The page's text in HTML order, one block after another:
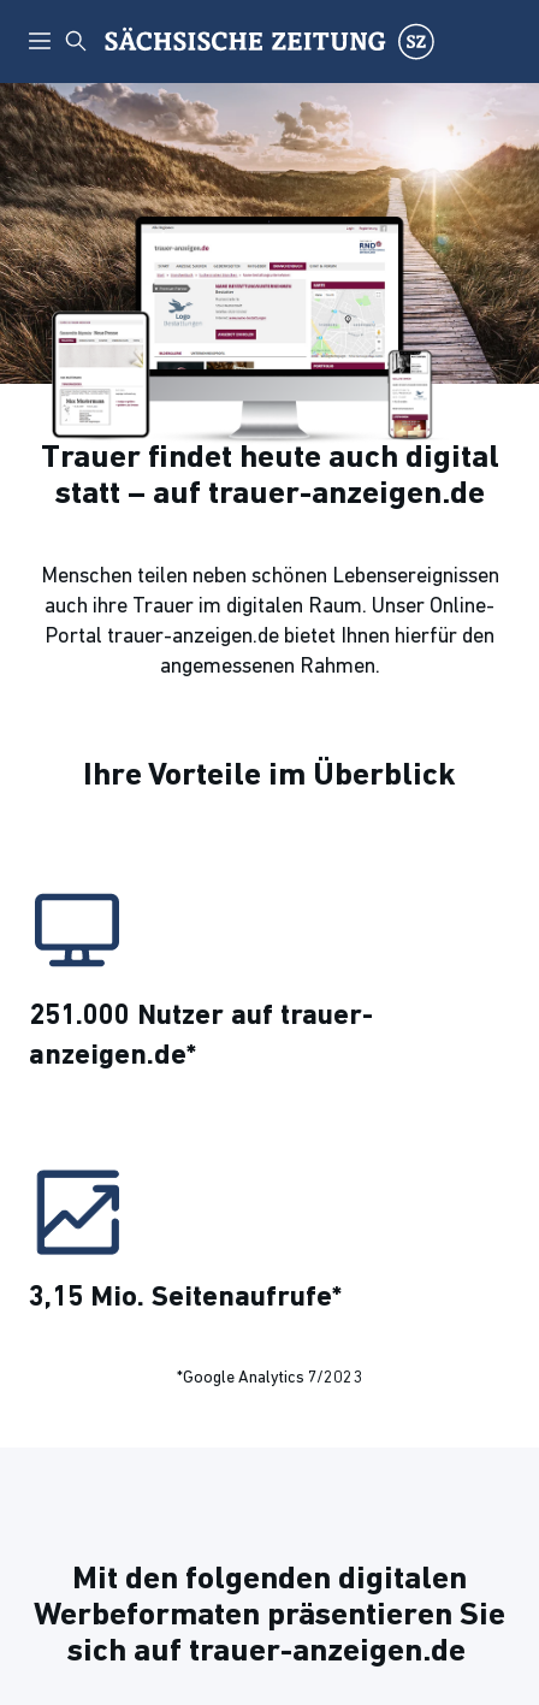
Trauer findet heute auch digital
statt – auf trauer-anzeigen.de
Menschen teilen neben schönen Lebensereignissen
auch ihre Trauer im digitalen Raum. Unser Online-
Portal trauer-anzeigen.de bietet Ihnen hierfür den
angemessenen Rahmen.
Ihre Vorteile im Überblick
251.000 Nutzer auf trauer-
anzeigen.de*
3,15 Mio. Seitenaufrufe*
*Google Analytics 7/2023
Mit den folgenden digitalen
Werbeformaten präsentieren Sie
sich auf trauer-anzeigen.de